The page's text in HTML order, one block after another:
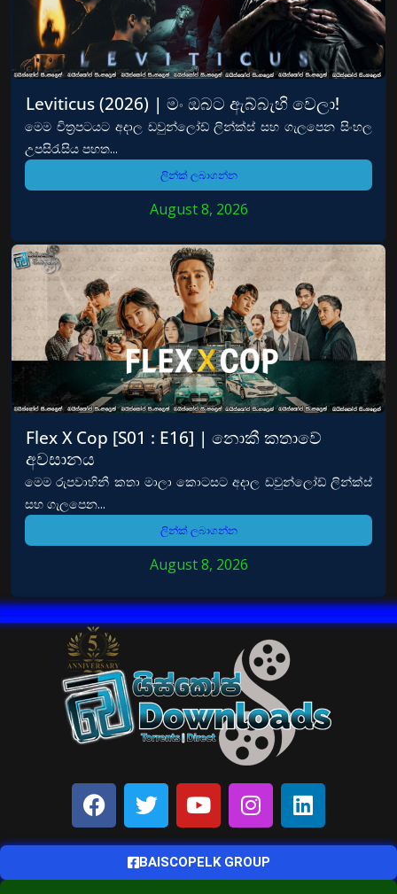
Leviticus (2026) | මං ඔබට ඇබ්බැහි වෙලා!
මෙම චිත්‍රපටයට අදාල ඩවුන්ලෝඩ් ලින්ක්ස් සහ ගැලපෙන සිංහල
උපසිරැසිය පහත...
ලින්ක් ලබාගන්න
August 8, 2026
Flex X Cop [S01 : E16] | නොකී කතාවේ
අවසානය
මෙම රුපවාහිනී කතා මාලා කොටසට අදාල ඩවුන්ලෝඩ් ලින්ක්ස්
සහ ගැලපෙන...
ලින්ක් ලබාගන්න
August 8, 2026
BAISCOPELK GROUP